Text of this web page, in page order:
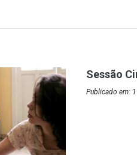
Sessão
Publicado em: